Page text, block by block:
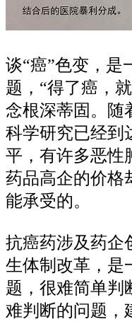
谈“癌”色变，是
题，“得了癌，
念根深蒂固。随
科学研究已经到
平，有许多恶性
药品高企的价格
能承受的。
抗癌药涉及药企
生体制改革，是
题，很难简单判
难判断的问题，